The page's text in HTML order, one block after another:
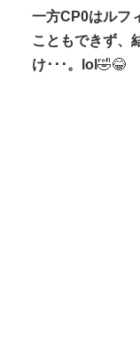
一方CP0はルフ
こともできず、
け･･･。lol 🤣😂